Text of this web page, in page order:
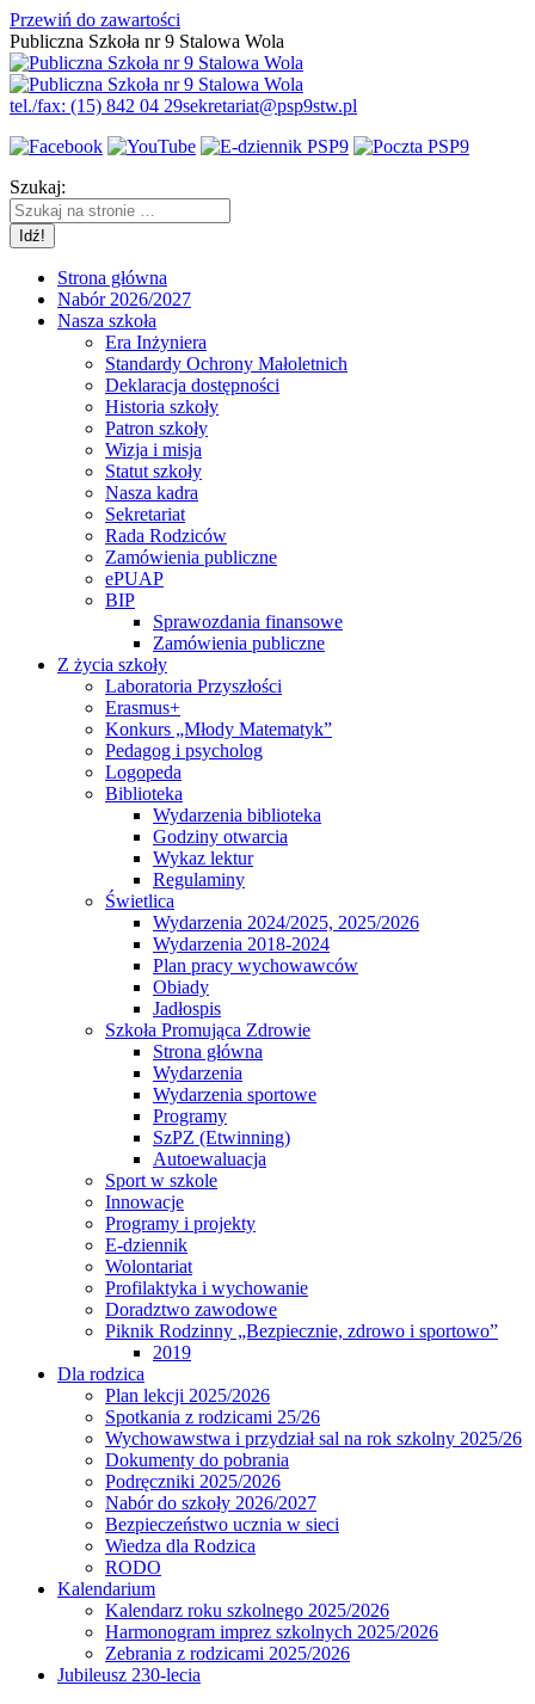
Przewiń do zawartości
Publiczna Szkoła nr 9 Stalowa Wola
tel./fax: (15) 842 04 29sekretariat@psp9stw.pl
Szukaj:
Strona główna
Nabór 2026/2027
Nasza szkoła
Era Inżyniera
Standardy Ochrony Małoletnich
Deklaracja dostępności
Historia szkoły
Patron szkoły
Wizja i misja
Statut szkoły
Nasza kadra
Sekretariat
Rada Rodziców
Zamówienia publiczne
ePUAP
BIP
Sprawozdania finansowe
Zamówienia publiczne
Z życia szkoły
Laboratoria Przyszłości
Erasmus+
Konkurs „Młody Matematyk”
Pedagog i psycholog
Logopeda
Biblioteka
Wydarzenia biblioteka
Godziny otwarcia
Wykaz lektur
Regulaminy
Świetlica
Wydarzenia 2024/2025, 2025/2026
Wydarzenia 2018-2024
Plan pracy wychowawców
Obiady
Jadłospis
Szkoła Promująca Zdrowie
Strona główna
Wydarzenia
Wydarzenia sportowe
Programy
SzPZ (Etwinning)
Autoewaluacja
Sport w szkole
Innowacje
Programy i projekty
E-dziennik
Wolontariat
Profilaktyka i wychowanie
Doradztwo zawodowe
Piknik Rodzinny „Bezpiecznie, zdrowo i sportowo”
2019
Dla rodzica
Plan lekcji 2025/2026
Spotkania z rodzicami 25/26
Wychowawstwa i przydział sal na rok szkolny 2025/26
Dokumenty do pobrania
Podręczniki 2025/2026
Nabór do szkoły 2026/2027
Bezpieczeństwo ucznia w sieci
Wiedza dla Rodzica
RODO
Kalendarium
Kalendarz roku szkolnego 2025/2026
Harmonogram imprez szkolnych 2025/2026
Zebrania z rodzicami 2025/2026
Jubileusz 230-lecia